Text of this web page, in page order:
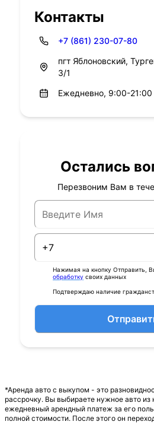
Контакты
+7 (861) 230-07-80
пгт Яблоновский,
3/1
Ежедневно, 9:00-21:00
Остались
Перезвоним Вам в
Нажимая на кнопку Отправить,
обработку своих данных
Подтверждаю наличие
*Аренда авто с выкупом - это
рассрочку. Вы выбираете нужное авто из
ежедневный арендный платеж за его
полной стоимости. После этого он